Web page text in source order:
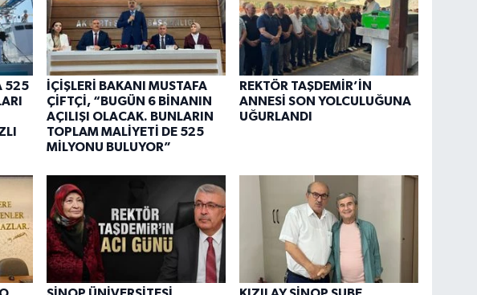
525
İÇİŞLERİ BAKANI MUSTAFA
ÇİFTÇİ, “BUGÜN 6 BİNANIN
AÇILIŞI OLACAK. BUNLARIN
TOPLAM MALİYETİ DE 525
MİLYONU BULUYOR”
REKTÖR TAŞDEMİR’İN
ANNESİ SON YOLCULUĞUNA
UĞURLANDI